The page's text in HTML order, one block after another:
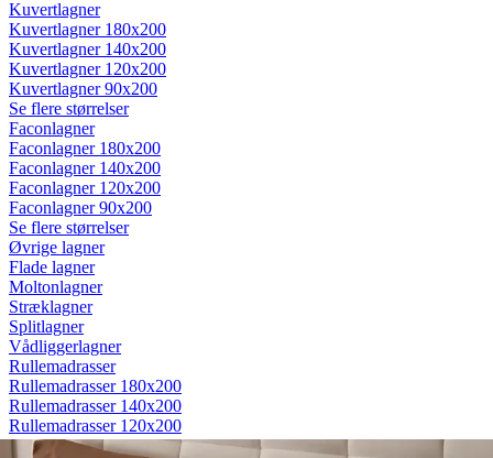
Kuvertlagner
Kuvertlagner 180x200
Kuvertlagner 140x200
Kuvertlagner 120x200
Kuvertlagner 90x200
Se flere størrelser
Faconlagner
Faconlagner 180x200
Faconlagner 140x200
Faconlagner 120x200
Faconlagner 90x200
Se flere størrelser
Øvrige lagner
Flade lagner
Moltonlagner
Stræklagner
Splitlagner
Vådliggerlagner
Rullemadrasser
Rullemadrasser 180x200
Rullemadrasser 140x200
Rullemadrasser 120x200
Rullemadrasser 90x200